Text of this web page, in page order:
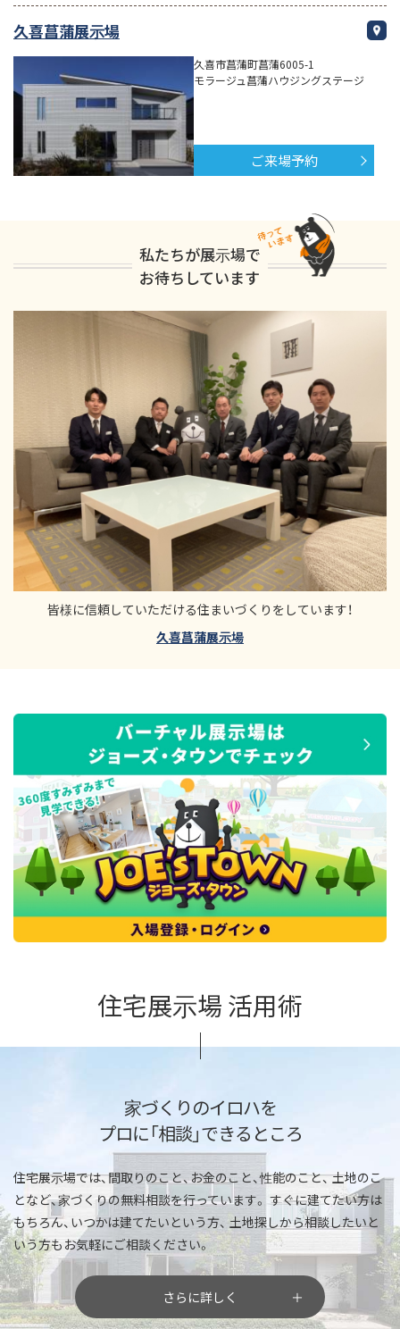
久喜菖蒲展示場
久喜市菖蒲町菖蒲6005-1
モラージュ菖蒲ハウジングステージ
ご来場予約
私たちが展示場で
お待ちしています
皆様に信頼していただける住まいづくりをしています！
久喜菖蒲展示場
住宅展示場 活用術
家づくりのイロハを
プロに「相談」できるところ
住宅展示場では、間取りのこと、お金のこと、性能のこと、土地のこ
となど、家づくりの無料相談を行っています。 すぐに建てたい方は
もちろん、いつかは建てたいという方、 土地探しから相談したいと
いう方もお気軽にご相談ください。
さらに詳しく